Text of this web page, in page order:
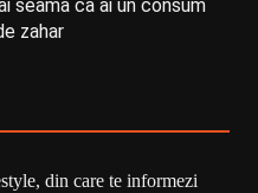
seama ca ai un consum
zahar
din care te informezi